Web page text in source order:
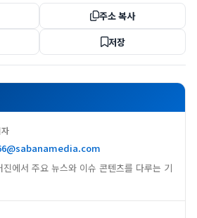
주소 복사
저장
진에서 주요 뉴스와 이슈 콘텐츠를 다루는 기